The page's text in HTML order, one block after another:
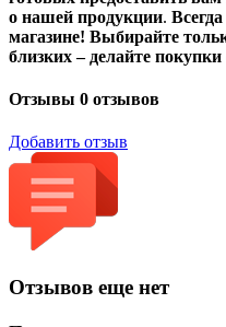
о нашей продукции.
магазине! Выбирайте
близких – делайте
Отзывы 0 отзывов
Добавить отзыв
Отзывов еще нет